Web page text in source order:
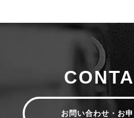
お問い合わせ・お